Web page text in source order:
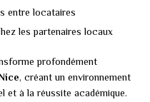
entre locataires
les partenaires locaux
profondément
, créant un environnement
et à la réussite académique.